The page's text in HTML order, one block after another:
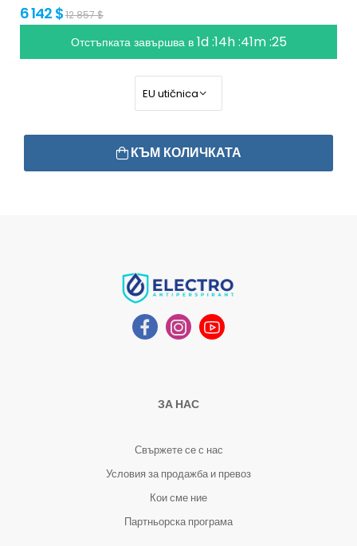
6 142 $12 857 $
Отстъпката завършва в 1d :14h :41m :25
КЪМ КОЛИЧКАТА
ЗА НАС
Свържете се с нас
Условия за продажба и превоз
Кои сме ние
Партньорска програма